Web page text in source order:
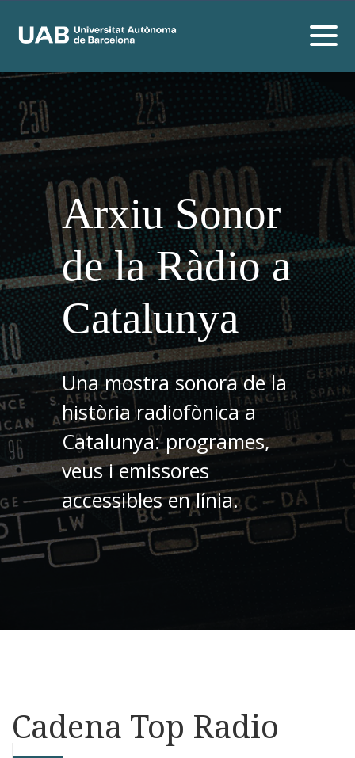
Arxiu Sonor
de la Ràdio a
Catalunya
Una mostra sonora de la
història radiofònica a
Catalunya: programes,
veus i emissores
accessibles en línia.
Cadena Top Radio